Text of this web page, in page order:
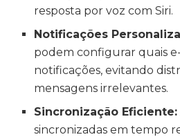
resposta por voz com Siri.
Notificações
podem configurar quais
notificações, evitando
mensagens irrelevantes.
Sincronização Eficiente:
sincronizadas em tempo